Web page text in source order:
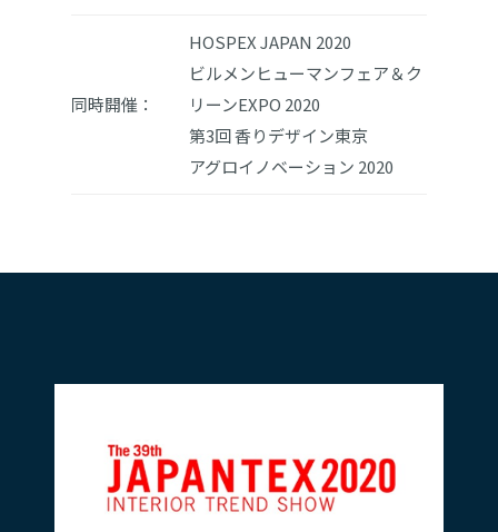
同時開催：
HOSPEX JAPAN 2020
ビルメンヒューマンフェア＆ク
リーンEXPO 2020
第3回 香りデザイン東京
アグロイノベーション 2020